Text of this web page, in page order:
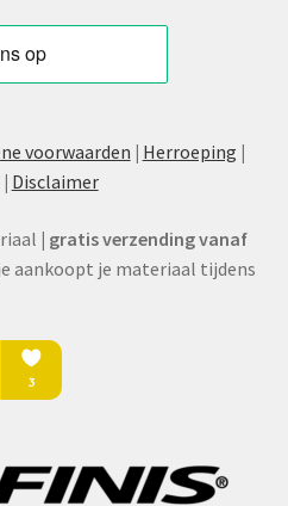
voorwaarden | Herroeping |
| Disclaimer
| gratis verzending vanaf
aankoopt je materiaal tijdens